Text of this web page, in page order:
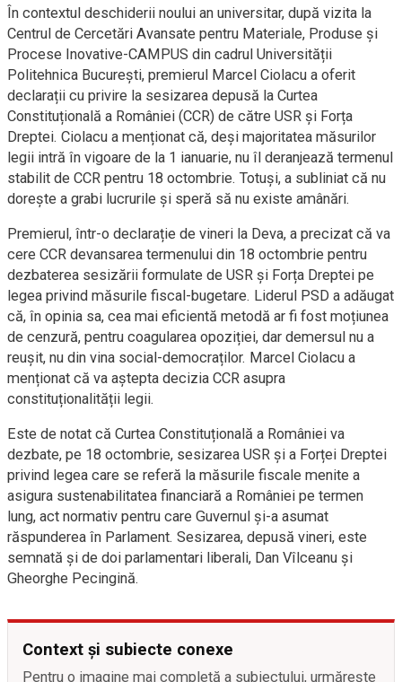
În contextul deschiderii noului an universitar, după vizita la
Centrul de Cercetări Avansate pentru Materiale, Produse și
Procese Inovative-CAMPUS din cadrul Universității
Politehnica București, premierul Marcel Ciolacu a oferit
declarații cu privire la sesizarea depusă la Curtea
Constituțională a României (CCR) de către USR și Forța
Dreptei. Ciolacu a menționat că, deși majoritatea măsurilor
legii intră în vigoare de la 1 ianuarie, nu îl deranjează termenul
stabilit de CCR pentru 18 octombrie. Totuși, a subliniat că nu
dorește a grabi lucrurile și speră să nu existe amânări.
Premierul, într-o declarație de vineri la Deva, a precizat că va
cere CCR devansarea termenului din 18 octombrie pentru
dezbaterea sesizării formulate de USR și Forța Dreptei pe
legea privind măsurile fiscal-bugetare. Liderul PSD a adăugat
că, în opinia sa, cea mai eficientă metodă ar fi fost moțiunea
de cenzură, pentru coagularea opoziției, dar demersul nu a
reușit, nu din vina social-democraților. Marcel Ciolacu a
menționat că va aștepta decizia CCR asupra
constituționalității legii.
Este de notat că Curtea Constituțională a României va
dezbate, pe 18 octombrie, sesizarea USR și a Forței Dreptei
privind legea care se referă la măsurile fiscale menite a
asigura sustenabilitatea financiară a României pe termen
lung, act normativ pentru care Guvernul și-a asumat
răspunderea în Parlament. Sesizarea, depusă vineri, este
semnată și de doi parlamentari liberali, Dan Vîlceanu și
Gheorghe Pecingină.
Context și subiecte conexe
Pentru o imagine mai completă a subiectului, urmărește